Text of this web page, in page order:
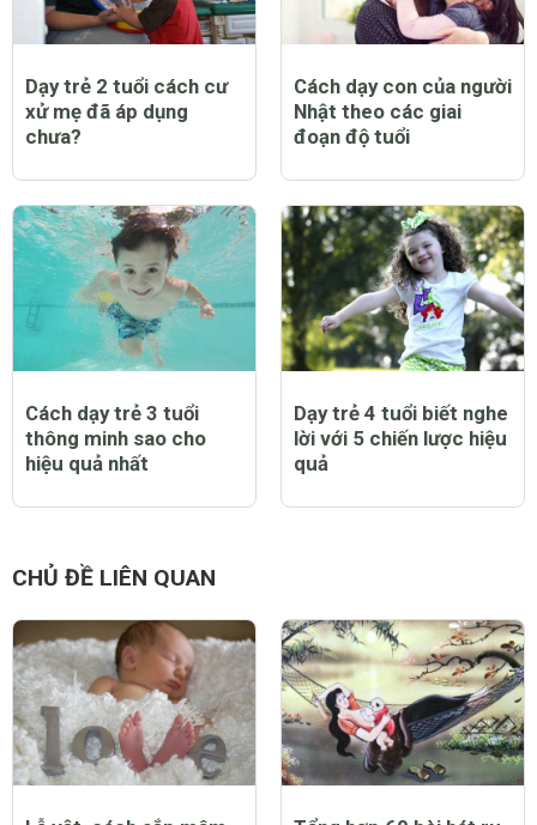
Dạy trẻ 2 tuổi cách cư
xử mẹ đã áp dụng
chưa?
Cách dạy con của người
Nhật theo các giai
đoạn độ tuổi
Cách dạy trẻ 3 tuổi
thông minh sao cho
hiệu quả nhất
Dạy trẻ 4 tuổi biết nghe
lời với 5 chiến lược hiệu
quả
CHỦ ĐỀ LIÊN QUAN